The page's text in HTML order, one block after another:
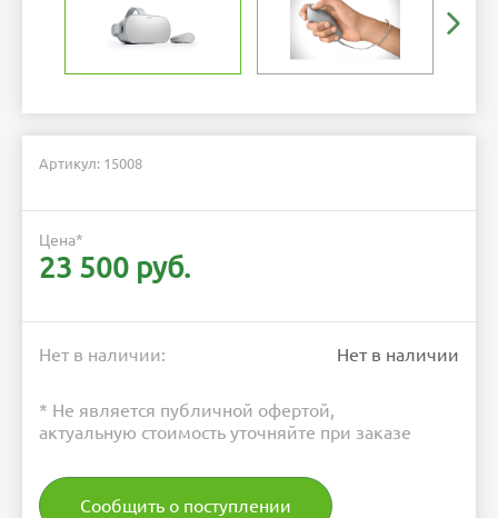
Артикул: 15008
Цена*
23 500 руб.
Нет в наличии: Нет в наличии
* Не является публичной офертой,
актуальную стоимость уточняйте при заказе
Сообщить о поступлении